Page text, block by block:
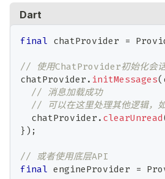
Dart
final chatProvider =
// 使用ChatProvider初始化会
chatProvider . initMessages(
// 消息加载成功
// 可以在这里处理其他逻辑，
  chatProvider
. clearUnread
} ) ;
// 或者使用底层API
final engineProvider =